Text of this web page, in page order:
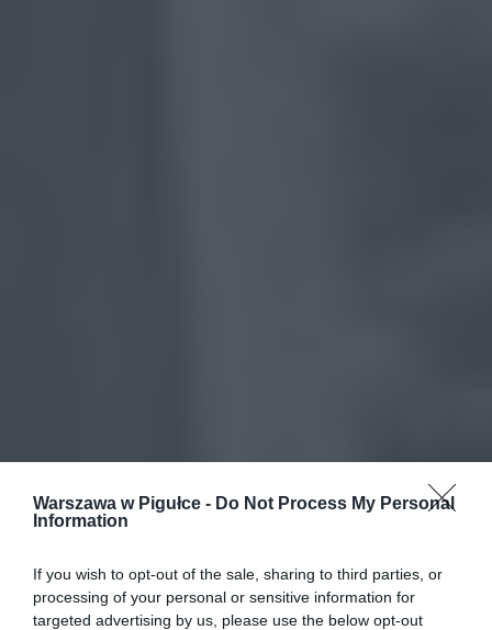
Warszawa w Pigułce - Do Not Process My Personal
Information
If you wish to opt-out of the sale, sharing to third parties, or
processing of your personal or sensitive information for
targeted advertising by us, please use the below opt-out